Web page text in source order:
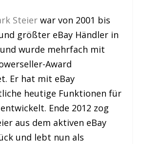
Steier war von 2001 bis
größter eBay Händler in
wurde mehrfach mit
Award
Er hat mit eBay
heutige Funktionen für
Ende 2012 zog
aus dem aktiven eBay
und lebt nun als